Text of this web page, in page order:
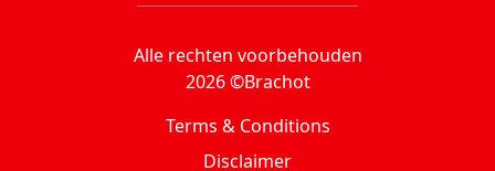
Alle rechten voorbehouden
2026 ©Brachot
Terms & Conditions
Disclaimer